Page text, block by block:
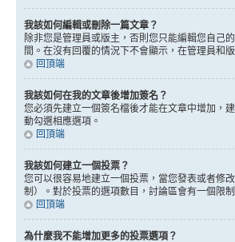
我該如何編輯或刪除一篇文章？
除非您是管理員或版主，否則您只能編輯您自己
間。在沒有回覆的情況下不會顯示，在管理員和
回頂端
我該如何在我的文章後增加簽名？
您必須先建立一個簽名檔後才能在文章中增加，
動勾選相應選項。
回頂端
我該如何建立一個投票？
您可以很容易地建立一個投票，當您發表或者修
制）。對於投票的選項數目，討論區會有一個限
回頂端
為什麼我不能增加更多的投票選項？